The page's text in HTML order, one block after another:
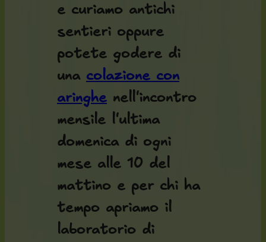
e curiamo antichi
sentieri oppure
potete godere di
una colazione con
aringhe nell'incontro
mensile l'ultima
domenica di ogni
mese alle 10 del
mattino e per chi ha
tempo apriamo il
laboratorio di